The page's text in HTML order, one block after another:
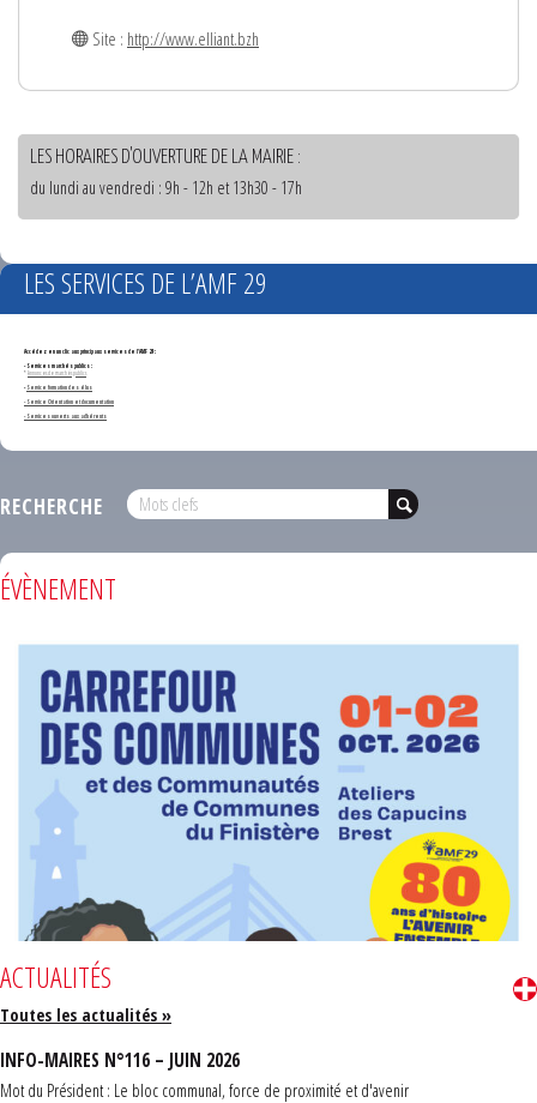
Site : http://www.elliant.bzh
LES HORAIRES D'OUVERTURE DE LA MAIRIE :
du lundi au vendredi : 9h - 12h et 13h30 - 17h
LES SERVICES DE L’AMF 29
Accédez en un clic aux principaux services de l'AMF 29 :
- Services marchés publics :
*Annonces de marchés publics
-Service formation des élus
- Service Orientation et documentation
- Services ouverts aux adhérents
RECHERCHE
ÉVÈNEMENT
ACTUALITÉS
Toutes les actualités »
INFO-MAIRES N°116 – JUIN 2026
Mot du Président : Le bloc communal, force de proximité et d'avenir